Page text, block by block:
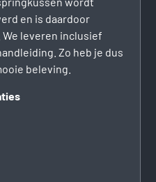
en is daardoor
leveren inclusief
Zo heb je dus
beleving.